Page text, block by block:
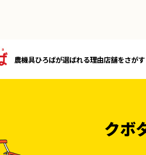
農機具ひろばが選ばれる理由店舗をさがす
クボ